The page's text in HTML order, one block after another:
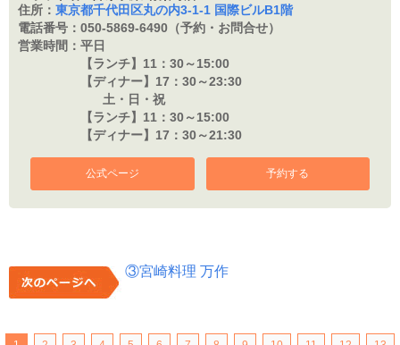
住所： 東京都千代田区丸の内3-1-1 国際ビルB1階
電話番号： 050-5869-6490（予約・お問合せ）
営業時間： 平日
【ランチ】11： 30～15:00
【ディナー】17： 30～23:30
土・日・祝
【ランチ】11： 30～15:00
【ディナー】17： 30～21:30
公式ページ 予約する
③宮崎料理 万作